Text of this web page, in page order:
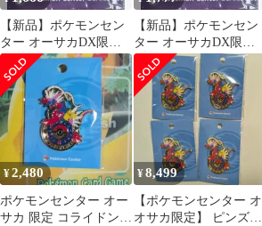
【新品】ポケモンセン
ター オーサカDX限定
ロゴピンズ ピカチュ
ウ サルノリ
【新品】ポケモンセン
ター オーサカDX限定
ロゴピンズ ピカチュ
ウ サルノリ
¥2,480
ポケモンセンター オー
サカ 限定 コライドン
¥8,499
【ポケモンセンター オ
オサカ限定】 ピンズ